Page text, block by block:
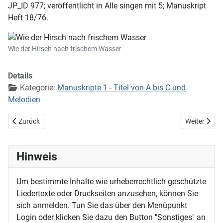
JP_ID 977; veröffentlicht in Alle singen mit 5; Manuskript
Heft 18/76.
Wie der Hirsch nach frischem Wasser
Details
Kategorie: Manuskripte 1 - Titel von A bis C und
Melodien
Vorheriger Beitrag: Wer nicht will, der hat, und wer nicht mag, ist satt
Zurück Nächster
Weiter
Hinweis
Um bestimmte Inhalte wie urheberrechtlich geschützte
Liedertexte oder Druckseiten anzusehen, können Sie
sich anmelden. Tun Sie das über den Menüpunkt
Login oder klicken Sie dazu den Button "Sonstiges" an